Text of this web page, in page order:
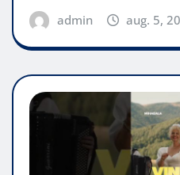
admin aug. 5,